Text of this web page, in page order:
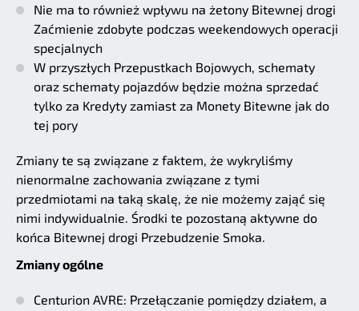
Nie ma to również wpływu na żetony Bitewnej drogi
Zaćmienie zdobyte podczas weekendowych operacji
specjalnych
W przyszłych Przepustkach Bojowych, schematy
oraz schematy pojazdów będzie można sprzedać
tylko za Kredyty zamiast za Monety Bitewne jak do
tej pory
Zmiany te są związane z faktem, że wykryliśmy
nienormalne zachowania związane z tymi
przedmiotami na taką skalę, że nie możemy zająć się
nimi indywidualnie. Środki te pozostaną aktywne do
końca Bitewnej drogi Przebudzenie Smoka.
Zmiany ogólne
Centurion AVRE: Przełączanie pomiędzy działem, a